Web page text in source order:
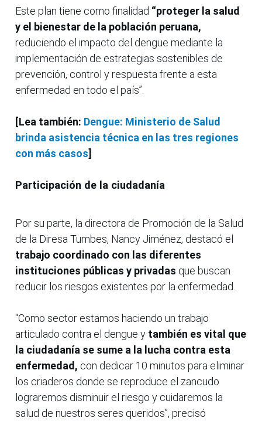
Este plan tiene como finalidad “proteger la salud
y el bienestar de la población peruana,
reduciendo el impacto del dengue mediante la
implementación de estrategias sostenibles de
prevención, control y respuesta frente a esta
enfermedad en todo el país”.
[Lea también: Dengue: Ministerio de Salud
brinda asistencia técnica en las tres regiones
con más casos]
Participación de la ciudadanía
Por su parte, la directora de Promoción de la Salud
de la Diresa Tumbes, Nancy Jiménez, destacó el
trabajo coordinado con las diferentes
instituciones públicas y privadas que buscan
reducir los riesgos existentes por la enfermedad.
“Como sector estamos haciendo un trabajo
articulado contra el dengue y también es vital que
la ciudadanía se sume a la lucha contra esta
enfermedad, con dedicar 10 minutos para eliminar
los criaderos donde se reproduce el zancudo
lograremos disminuir el riesgo y cuidaremos la
salud de nuestros seres queridos”, precisó